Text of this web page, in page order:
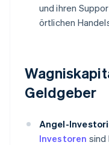
und ihren
örtlichen
Geldgeber
Angel-
Investoren sind